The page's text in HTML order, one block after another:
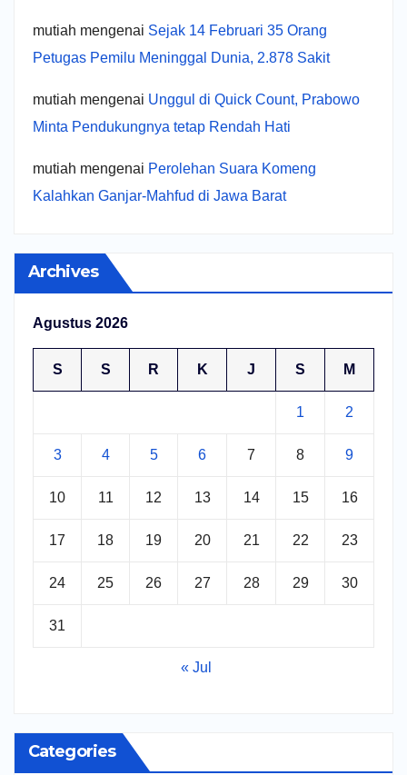
mutiah mengenai Sejak 14 Februari 35 Orang
Petugas Pemilu Meninggal Dunia, 2.878 Sakit
mutiah mengenai Unggul di Quick Count, Prabowo
Minta Pendukungnya tetap Rendah Hati
mutiah mengenai Perolehan Suara Komeng
Kalahkan Ganjar-Mahfud di Jawa Barat
Archives
Agustus 2026
S S R K J S M
1 2
3 4 5 6 7 8 9
10 11 12 13 14 15 16
17 18 19 20 21 22 23
24 25 26 27 28 29 30
31
« Jul
Categories